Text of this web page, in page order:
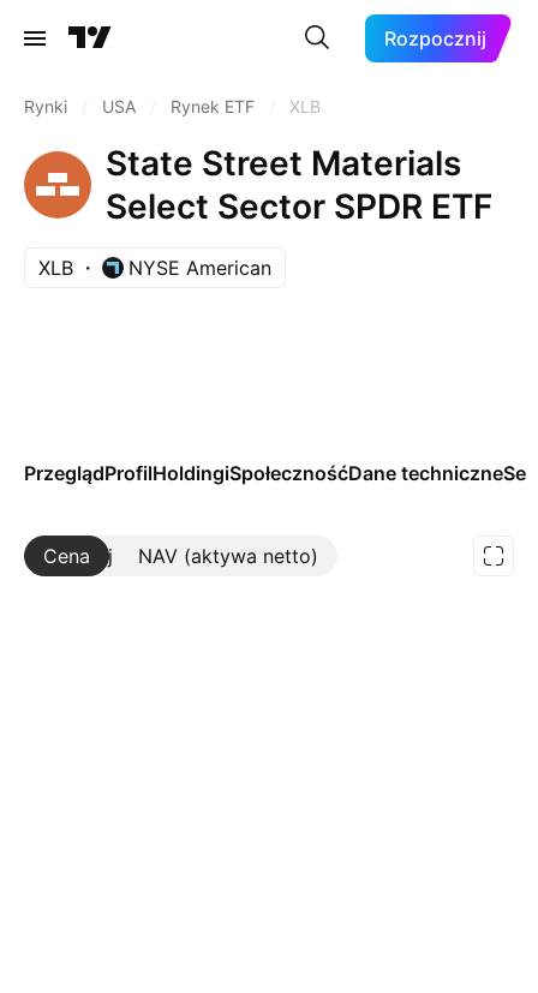
Rozpocznij
Rynki USA Rynek ETF XLB
State Street Materials
Select Sector SPDR ETF
XLB NYSE American
PrzeglądProfilHoldingiSpołecznośćDane techniczne
Cena NAV (aktywa netto)
Więcej